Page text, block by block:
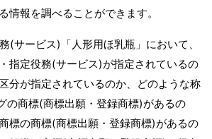
情報を調べることができます。
(サービス)「人形用ほ乳瓶」において、
指定役務(サービス)が指定されているの
分が指定されているのか、どのような称
の商標(商標出願・登録商標)があるの
標の商標(商標出願・登録商標)があるの